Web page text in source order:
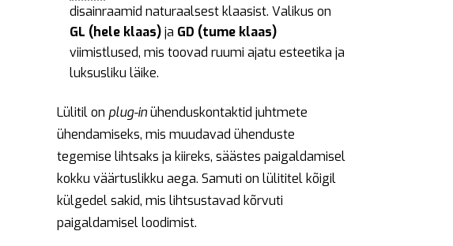
disainraamid naturaalsest klaasist. Valikus on
GL (hele klaas)ja GD (tume klaas)
viimistlused, mis toovad ruumi ajatu esteetika ja
luksusliku läike.
Lülitil on plug-inühenduskontaktid juhtmete
ühendamiseks, mis muudavad ühenduste
tegemise lihtsaks ja kiireks, säästes paigaldamisel
kokku väärtuslikku aega. Samuti on lülititel kõigil
külgedel sakid, mis lihtsustavad kõrvuti
paigaldamisel loodimist.